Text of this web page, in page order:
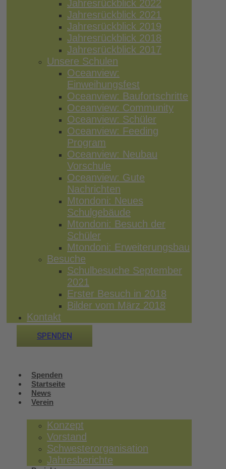
Jahresrückblick 2022
Jahresrückblick 2021
Jahresrückblick 2019
Jahresrückblick 2018
Jahresrückblick 2017
Unsere Schulen
Oceanview:
Einweihungsfest
Oceanview: Baufortschritte
Oceanview: Community
Oceanview: Schüler
Oceanview: Feeding
Program
Oceanview: Neubau
Vorschule
Oceanview: Gute
Nachrichten
Mtondoni: Neues
Schulgebäude
Mtondoni: Besuch der
Schüler
Mtondoni: Erweiterungsbau
Besuche
Schulbesuche September
2021
Erster Besuch in 2018
Bilder vom März 2018
Kontakt
SPENDEN
Spenden
Startseite
News
Verein
Konzept
Vorstand
Schwesterorganisation
Jahresberichte